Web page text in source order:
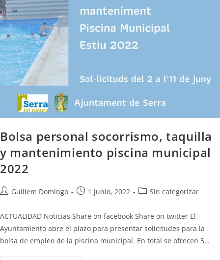
Bolsa personal socorrismo, taquilla
y mantenimiento piscina municipal
2022
Guillem Domingo 1 junio, 2022 Sin categorizar
ACTUALIDAD Noticias Share on facebook Share on twitter El
Ayuntamiento abre el plazo para presentar solicitudes para la
bolsa de empleo de la piscina municipal. En total se ofrecen 5…